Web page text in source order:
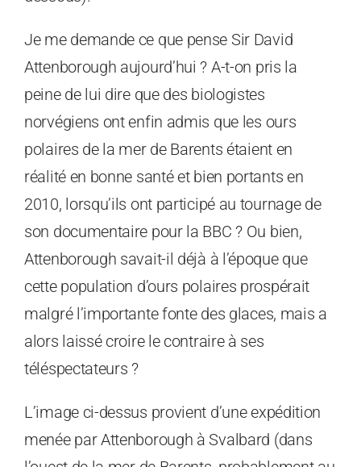
Je me demande ce que pense Sir David
Attenborough aujourd’hui ? A-t-on pris la
peine de lui dire que des biologistes
norvégiens ont enfin admis que les ours
polaires de la mer de Barents étaient en
réalité en bonne santé et bien portants en
2010, lorsqu’ils ont participé au tournage de
son documentaire pour la BBC ? Ou bien,
Attenborough savait-il déjà à l’époque que
cette population d’ours polaires prospérait
malgré l’importante fonte des glaces, mais a
alors laissé croire le contraire à ses
téléspectateurs ?
L’image ci-dessus provient d’une expédition
menée par Attenborough à Svalbard (dans